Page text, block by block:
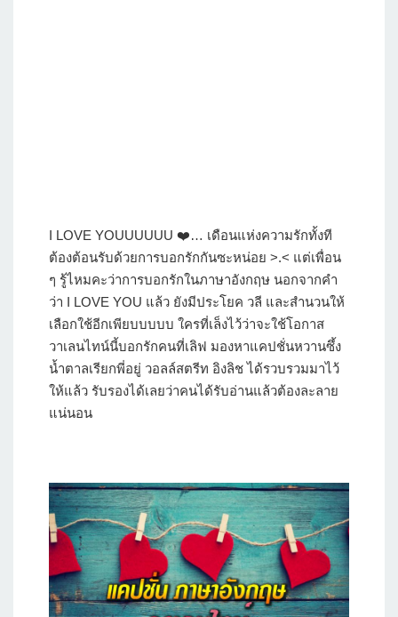
I LOVE YOUUUUUU ❤️… เดือนแห่งความรักทั้งที
ต้องต้อนรับด้วยการบอกรักกันซะหน่อย >.< แต่เพื่อน
ๆ รู้ไหมคะว่าการบอกรักในภาษาอังกฤษ นอกจากคำ
ว่า I LOVE YOU แล้ว ยังมีประโยค วลี และสำนวนให้
เลือกใช้อีกเพียบบบบบ ใครที่เล็งไว้ว่าจะใช้โอกาส
วาเลนไทน์นี้บอกรักคนที่เลิฟ มองหาแคปชั่นหวานซึ้ง
น้ำตาลเรียกพี่อยู่ วอลล์สตรีท อิงลิช ได้รวบรวมมาไว้
ให้แล้ว รับรองได้เลยว่าคนได้รับอ่านแล้วต้องละลาย
แน่นอน